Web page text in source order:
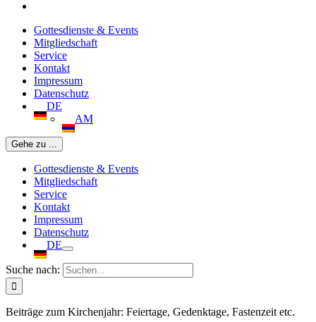
Gottesdienste & Events
Mitgliedschaft
Service
Kontakt
Impressum
Datenschutz
DE
AM
Gehe zu ...
Gottesdienste & Events
Mitgliedschaft
Service
Kontakt
Impressum
Datenschutz
DE
Suche nach:
Beiträge zum Kirchenjahr: Feiertage, Gedenktage, Fastenzeit etc.